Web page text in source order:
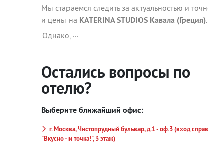
Мы стараемся следить за актуальностью и
и цены на KATERINA STUDIOS Кавала (Греция).
Однако, ...
Остались вопросы по
отелю?
Выберите ближайший офис:
г. Москва, Чистопрудный бульвар, д.1 - оф.3 (вход
"Вкусно - и точка!", 3 этаж)